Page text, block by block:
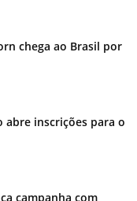
chega ao Brasil por
abre inscrições para o
campanha com